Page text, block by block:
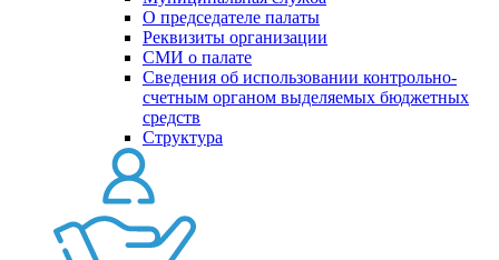
О председателе палаты
Реквизиты организации
СМИ о палате
Сведения об использовании контрольно-
счетным органом выделяемых бюджетных
средств
Структура